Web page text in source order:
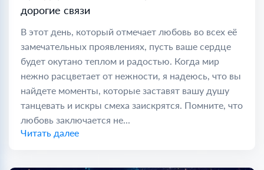
дорогие связи
В этот день, который отмечает любовь во всех её
замечательных проявлениях, пусть ваше сердце
будет окутано теплом и радостью. Когда мир
нежно расцветает от нежности, я надеюсь, что вы
найдете моменты, которые заставят вашу душу
танцевать и искры смеха заискрятся. Помните, что
любовь заключается не...
Читать далее